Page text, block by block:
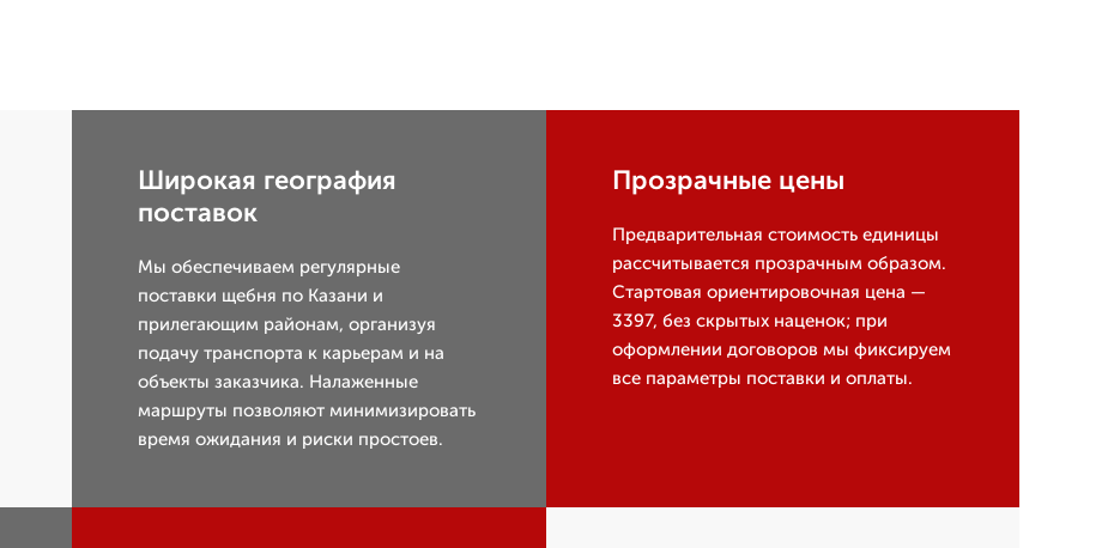
Широкая география
поставок
Мы обеспечиваем регулярные
поставки щебня по Казани и
прилегающим районам, организуя
подачу транспорта к карьерам и на
объекты заказчика. Налаженные
маршруты позволяют минимизировать
время ожидания и риски простоев.
Прозрачные цены
Предварительная стоимость единицы
рассчитывается прозрачным образом.
Стартовая ориентировочная цена —
3397, без скрытых наценок; при
оформлении договоров мы фиксируем
все параметры поставки и оплаты.